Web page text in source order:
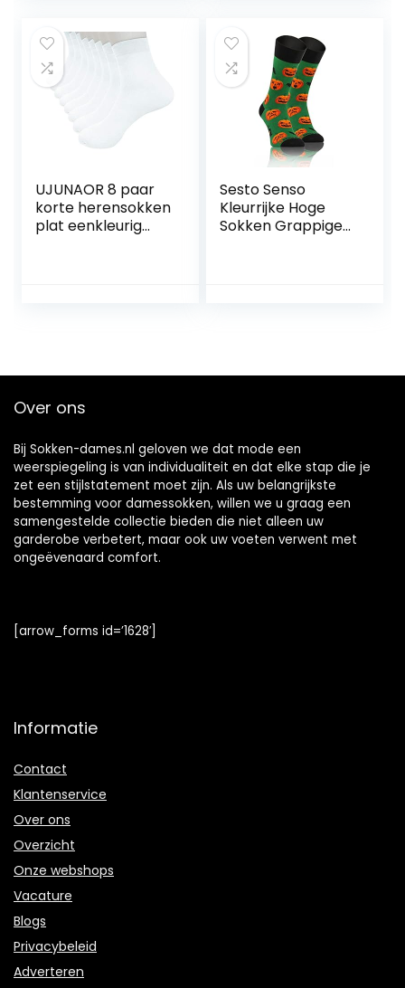
UJUNAOR 8 paar
korte herensokken
plat eenkleurig
Sesto Senso
Kleurrijke Hoge
Sokken Grappige
Over ons
Bij Sokken-dames.nl geloven we dat mode een
weerspiegeling is van individualiteit en dat elke stap die je
zet een stijlstatement moet zijn. Als uw belangrijkste
bestemming voor damessokken, willen we u graag een
samengestelde collectie bieden die niet alleen uw
garderobe verbetert, maar ook uw voeten verwent met
ongeëvenaard comfort.
[arrow_forms id=’1628′]
Informatie
Contact
Klantenservice
Over ons
Overzicht
Onze webshops
Vacature
Blogs
Privacybeleid
Adverteren